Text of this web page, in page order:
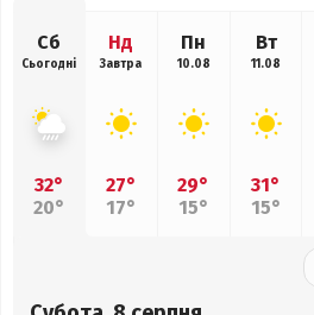
Сб
Сьогодні
32°
20°
Нд
Завтра
27°
17°
Пн
10.08
29°
15°
Вт
11.08
31°
15°